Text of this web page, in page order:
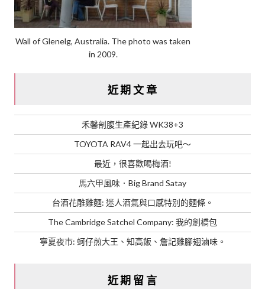
Wall of Glenelg, Australia. The photo was taken
in 2009.
近期文章
禾馨剖腹生產紀錄 WK38+3
TOYOTA RAV4 一起出去玩吧～
最近，很喜歡喝梅酒!
馬六甲風味．Big Brand Satay
台酒花雕雞麵: 迷人酒氣與口感特別的麵條。
The Cambridge Satchel Company: 我的劍橋包
寧夏夜市: 蚵仔煎大王、知高飯、詹記雞腳翅滷味。
近期留言